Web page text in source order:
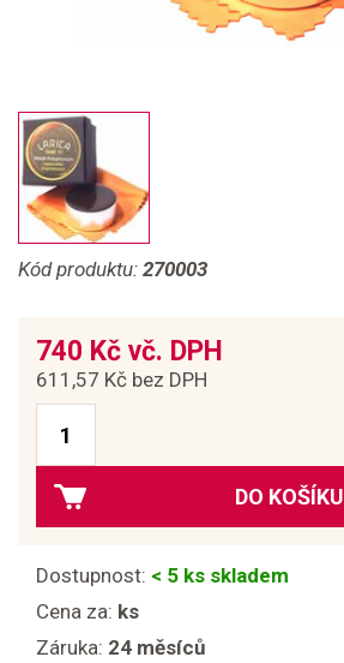
Kód produktu: 270003
740 Kč vč. DPH
611,57 Kč bez DPH
DO KOŠÍKU
Dostupnost: < 5 ks skladem
Cena za: ks
Záruka: 24 měsíců